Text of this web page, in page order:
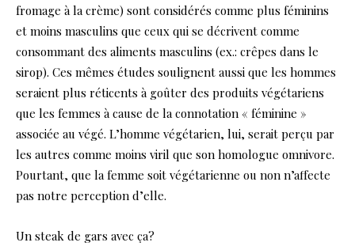
fromage à la crème) sont considérés comme plus féminins
et moins masculins que ceux qui se décrivent comme
consommant des aliments masculins (ex.: crêpes dans le
sirop). Ces mêmes études soulignent aussi que les hommes
seraient plus réticents à goûter des produits végétariens
que les femmes à cause de la connotation « féminine »
associée au végé. L’homme végétarien, lui, serait perçu par
les autres comme moins viril que son homologue omnivore.
Pourtant, que la femme soit végétarienne ou non n’affecte
pas notre perception d’elle.
Un steak de gars avec ça?